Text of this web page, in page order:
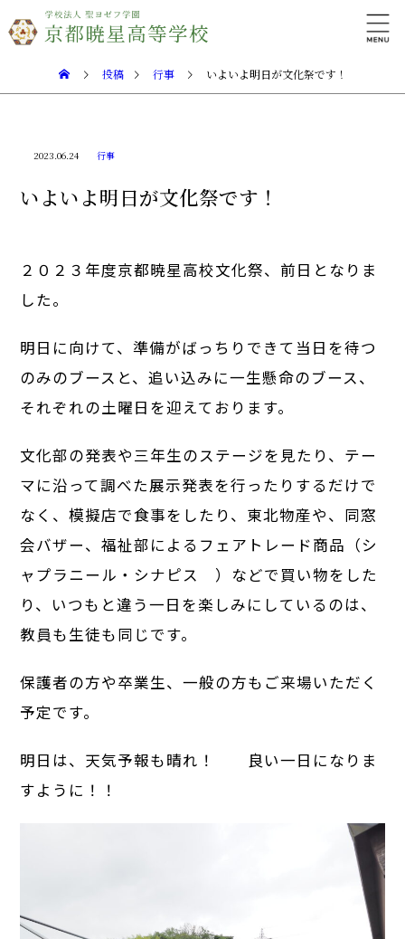
投稿 行事 いよいよ明日が文化祭です！
2023.06.24 行事
いよいよ明日が文化祭です！
２０２３年度京都暁星高校文化祭、前日となりま
した。
明日に向けて、準備がばっちりできて当日を待つ
のみのブースと、追い込みに一生懸命のブース、
それぞれの土曜日を迎えております。
文化部の発表や三年生のステージを見たり、テー
マに沿って調べた展示発表を行ったりするだけで
なく、模擬店で食事をしたり、東北物産や、同窓
会バザー、福祉部によるフェアトレード商品（シ
ャプラニール・シナピス ）などで買い物をした
り、いつもと違う一日を楽しみにしているのは、
教員も生徒も同じです。
保護者の方や卒業生、一般の方もご来場いただく
予定です。
明日は、天気予報も晴れ！ 良い一日になりま
すように！！